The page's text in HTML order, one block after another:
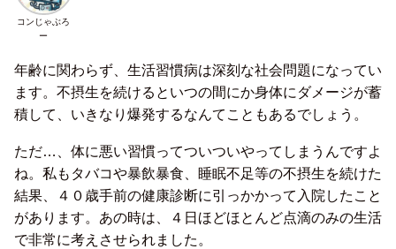
コンじゃぶろ
ー
年齢に関わらず、生活習慣病は深刻な社会問題になってい
ます。不摂生を続けるといつの間にか身体にダメージが蓄
積して、いきなり爆発するなんてこともあるでしょう。
ただ…、体に悪い習慣ってついついやってしまうんですよ
ね。私もタバコや暴飲暴食、睡眠不足等の不摂生を続けた
結果、４０歳手前の健康診断に引っかかって入院したこと
があります。あの時は、４日ほどほとんど点滴のみの生活
で非常に考えさせられました。